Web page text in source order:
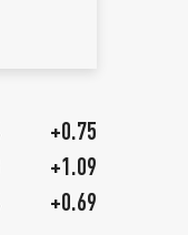
августа:
+0.75
+1.09
+0.69